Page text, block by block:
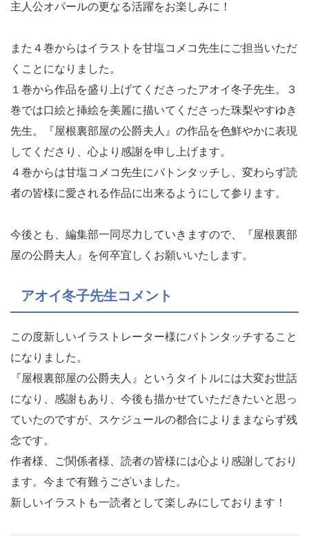
主人公オパールの更なる活躍をお楽しみに！
また４巻からはイラストを甘塩コメコ先生にご担当いただ
くことになりました。
１巻から作品を盛り上げてくださったアオイ冬子先生。３
巻では口絵と挿絵を美麗に描いてくださった珠梨やすゆき
先生。『屋根裏部屋の公爵夫人』の作品を色鮮やかに表現
してくださり、心より感謝を申し上げます。
４巻からは甘塩コメコ先生にバトンタッチし、変わらず読
者の皆様に愛される作品に出来るようにして参ります。
今後とも、編集部一同尽力していきますので、『屋根裏部
屋の公爵夫人』を何卒宜しくお願いいたします。
アオイ冬子先生コメント
この度新しいイラストレーター様にバトンタッチすること
になりました。
『屋根裏部屋の公爵夫人』というタイトルには大変お世話
になり、感謝もあり、今後も描かせていただきたいと思っ
ていたのですが、スケジュールの都合によりままならず残
念です。
作者様、ご関係者様、読者の皆様には心より感謝しており
ます。今まで有難うございました。
新しいイラストも一読者として楽しみにしております！